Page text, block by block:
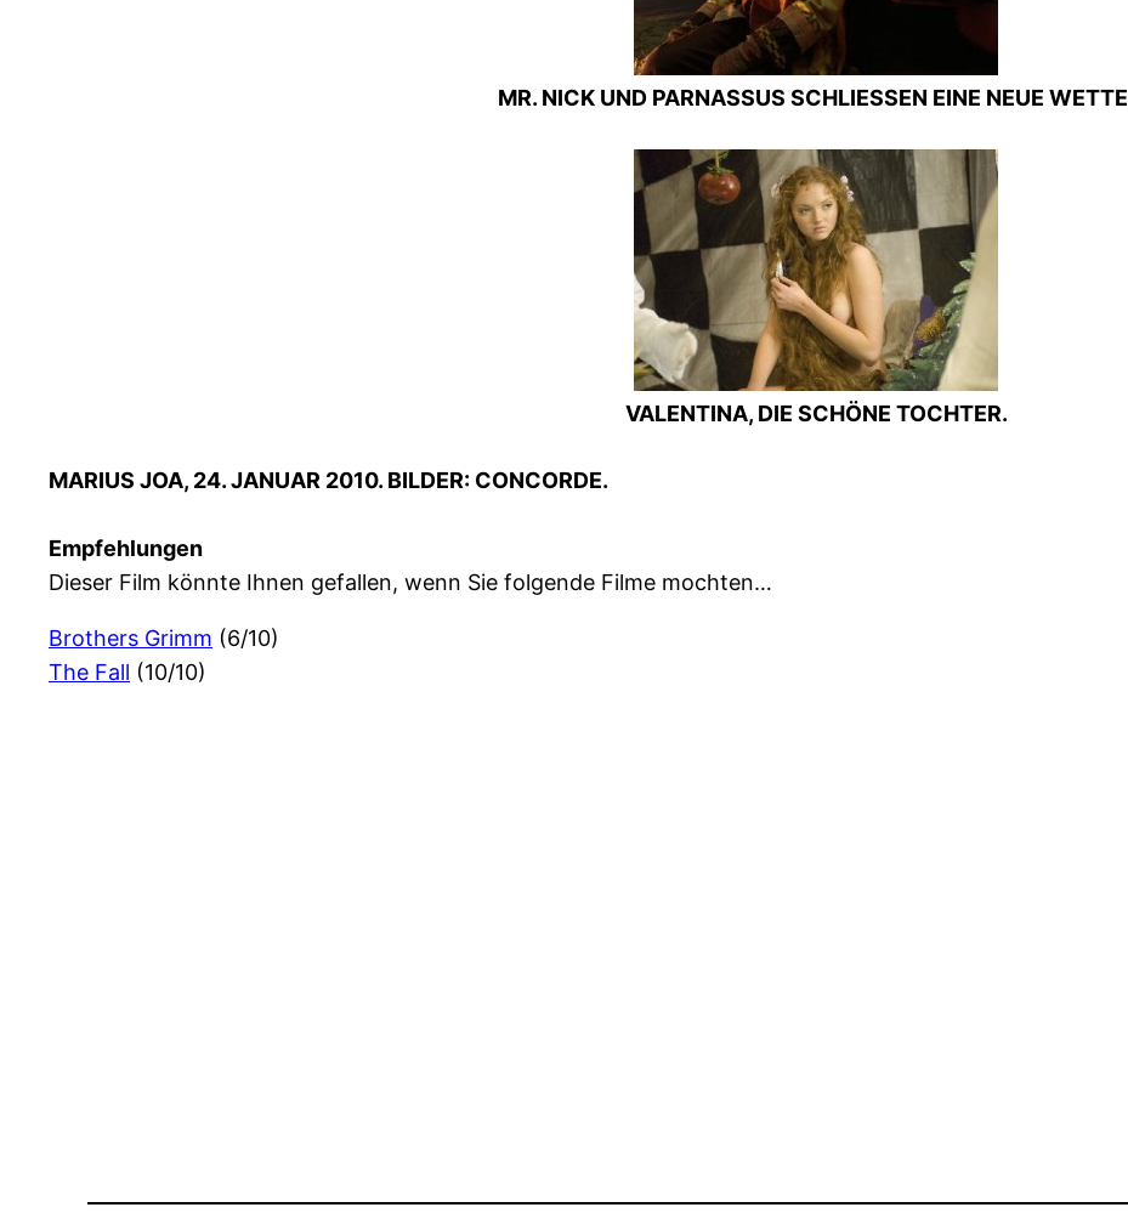
MR. NICK UND PARNASSUS SCHLIESSEN EINE NEUE WETTE.
VALENTINA, DIE SCHÖNE TOCHTER.
MARIUS JOA, 24. JANUAR 2010. BILDER: CONCORDE.
Empfehlungen
Dieser Film könnte Ihnen gefallen, wenn Sie folgende Filme mochten…
Brothers Grimm (6/10)
The Fall (10/10)